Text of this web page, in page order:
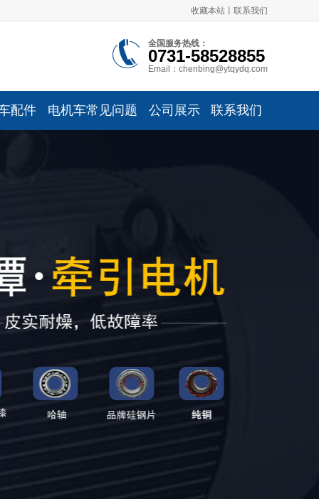
收藏本站 联系我们
全国服务热线：
0731-58528855
Email：chenbing@ytqydq.com
配件 电机车常见问题 公司展示 联系我们